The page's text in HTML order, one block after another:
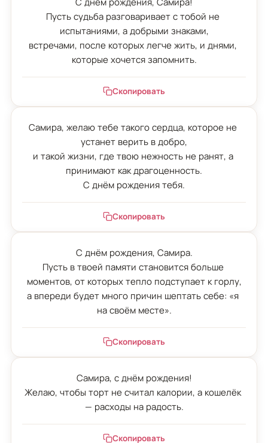
Пусть судьба разговаривает с тобой не
испытаниями, а добрыми знаками,
встречами, после которых легче жить, и днями,
которые хочется запомнить.
Скопировать
Самира, желаю тебе такого сердца, которое не
устанет верить в добро,
и такой жизни, где твою нежность не ранят, а
принимают как драгоценность.
С днём рождения тебя.
Скопировать
С днём рождения, Самира.
Пусть в твоей памяти становится больше
моментов, от которых тепло подступает к горлу,
а впереди будет много причин шептать себе: «я
на своём месте».
Скопировать
Самира, с днём рождения!
Желаю, чтобы торт не считал калории, а кошелёк
— расходы на радость.
Скопировать